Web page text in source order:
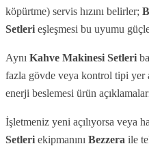
köpürtme) servis hızını belirler;
Setleri eşleşmesi bu uyumu
Aynı Kahve Makinesi Setleri
fazla gövde veya kontrol tipi
enerji beslemesi ürün
İşletmeniz yeni açılıyorsa veya
Setleri ekipmanını Bezzera ile